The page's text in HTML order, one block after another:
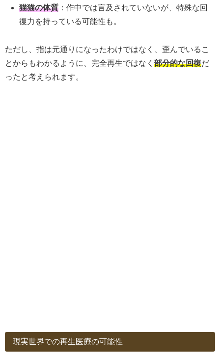
猫猫の体質 ：作中では言及されていないが、特殊な回
復力を持っている可能性も。
ただし、指は元通りになったわけではなく、歪んでいるこ
とからもわかるように、完全再生ではなく 部分的な回復だ
ったと考えられます。
現実世界での再生医療の可能性